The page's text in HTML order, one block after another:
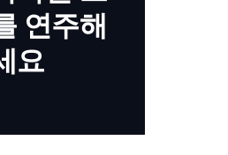
연주해
요